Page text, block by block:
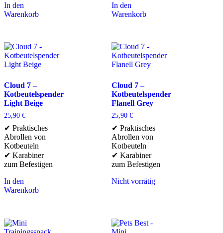
In den
Warenkorb
In den
Warenkorb
Cloud 7 –
Kotbeutelspender
Light Beige
25,90 €
✔ Praktisches
Abrollen von
Kotbeuteln
✔ Karabiner
zum Befestigen
In den
Warenkorb
Cloud 7 –
Kotbeutelspender
Flanell Grey
25,90 €
✔ Praktisches
Abrollen von
Kotbeuteln
✔ Karabiner
zum Befestigen
Nicht vorrätig